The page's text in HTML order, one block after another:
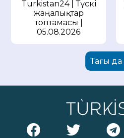
Turkistan24 | Түскі
жаңалықтар
топтамасы |
05.08.2026
Тағы да